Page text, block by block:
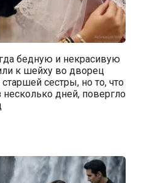
бедную и некрасивую
к шейху во дворец
сестры, но то, что
дней, повергло